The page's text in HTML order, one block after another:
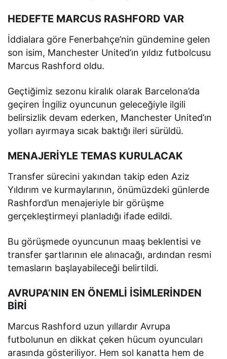
HEDEFTE MARCUS RASHFORD VAR
İddialara göre Fenerbahçe’nin gündemine gelen
son isim, Manchester United’ın yıldız futbolcusu
Marcus Rashford oldu.
Geçtiğimiz sezonu kiralık olarak Barcelona’da
geçiren İngiliz oyuncunun geleceğiyle ilgili
belirsizlik devam ederken, Manchester United’ın
yolları ayırmaya sıcak baktığı ileri sürüldü.
MENAJERİYLE TEMAS KURULACAK
Transfer sürecini yakından takip eden Aziz
Yıldırım ve kurmaylarının, önümüzdeki günlerde
Rashford’un menajeriyle bir görüşme
gerçekleştirmeyi planladığı ifade edildi.
Bu görüşmede oyuncunun maaş beklentisi ve
transfer şartlarının ele alınacağı, ardından resmi
temasların başlayabileceği belirtildi.
AVRUPA’NIN EN ÖNEMLİ İSİMLERİNDEN
BİRİ
Marcus Rashford uzun yıllardır Avrupa
futbolunun en dikkat çeken hücum oyuncuları
arasında gösteriliyor. Hem sol kanatta hem de